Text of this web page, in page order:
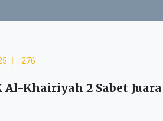
276
Al-Khairiyah 2 Sabet Juara